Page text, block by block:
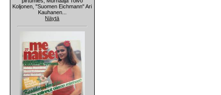
Koljonen, "Suomen Eichmann" Ari
Kauhanen...
Näytä